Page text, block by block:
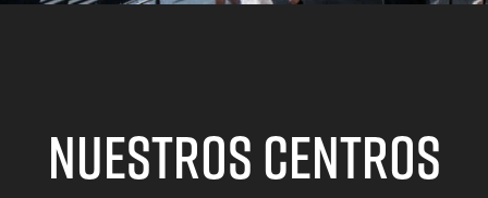
NUESTROS CENTROS